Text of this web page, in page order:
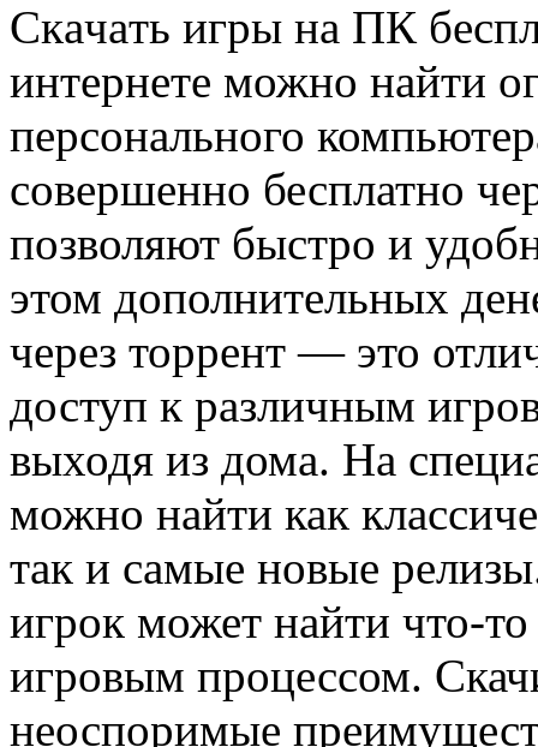
Скaчaть игры нa ПК
интернете можно найти
персонального
совершенно бесплатно
позволяют быстро и
этом дополнительных
через торрент — это
доступ к различным
выходя из дома. На
можно найти как
так и самые новые
игрок может найти что-
игровым процессом.
неоспоримые